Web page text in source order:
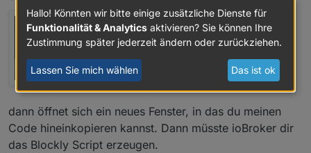
Script hat (schreibt mir der iobroker zumindest im
Blockly Hausverbrauch). Kann man das ändern oder
gibt es eine andere Möglichkeit, das Script zu
importieren?
dann öffnet sich ein neues Fenster, in das du meinen
Code hineinkopieren kannst. Dann müsste ioBroker dir
das Blockly Script erzeugen.
Hallo! Könnten wir bitte einige zusätzliche Dienste für
Funktionalität & Analytics aktivieren? Sie können Ihre
Zustimmung später jederzeit ändern oder zurückziehen.
Lassen Sie mich wählen Das ist ok